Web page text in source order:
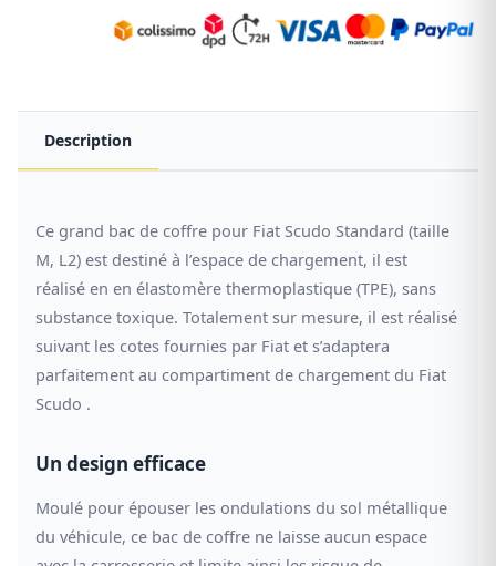
Description
Ce grand bac de coffre pour Fiat Scudo Standard (taille
M, L2) est destiné à l’espace de chargement, il est
réalisé en en élastomère thermoplastique (TPE), sans
substance toxique. Totalement sur mesure, il est réalisé
suivant les cotes fournies par Fiat et s’adaptera
parfaitement au compartiment de chargement du Fiat
Scudo .
Un design efficace
Moulé pour épouser les ondulations du sol métallique
du véhicule, ce bac de coffre ne laisse aucun espace